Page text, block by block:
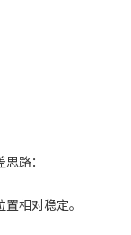
路：
相对稳定。